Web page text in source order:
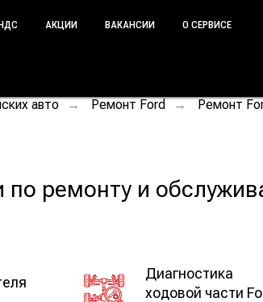
АКЦИИ ВАКАНСИИ О СЕРВИСЕ
авто → Ремонт Ford → Ремонт
по ремонту и
Диагностика
ходовой части